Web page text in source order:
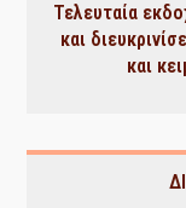
Τελευταία
και
και